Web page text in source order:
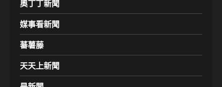
奧丁丁新聞
媒事看新聞
蕃薯藤
天天上新聞